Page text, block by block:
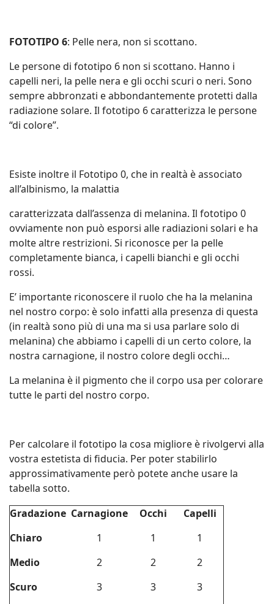
FOTOTIPO 6: Pelle nera, non si scottano.
Le persone di fototipo 6 non si scottano. Hanno i
capelli neri, la pelle nera e gli occhi scuri o neri. Sono
sempre abbronzati e abbondantemente protetti dalla
radiazione solare. Il fototipo 6 caratterizza le persone
“di colore”.
Esiste inoltre il Fototipo 0, che in realtà è associato
all’albinismo, la malattia
caratterizzata dall’assenza di melanina. Il fototipo 0
ovviamente non può esporsi alle radiazioni solari e ha
molte altre restrizioni. Si riconosce per la pelle
completamente bianca, i capelli bianchi e gli occhi
rossi.
E’ importante riconoscere il ruolo che ha la melanina
nel nostro corpo: è solo infatti alla presenza di questa
(in realtà sono più di una ma si usa parlare solo di
melanina) che abbiamo i capelli di un certo colore, la
nostra carnagione, il nostro colore degli occhi…
La melanina è il pigmento che il corpo usa per colorare
tutte le parti del nostro corpo.
Per calcolare il fototipo la cosa migliore è rivolgervi alla
vostra estetista di fiducia. Per poter stabilirlo
approssimativamente però potete anche usare la
tabella sotto.
Gradazione Carnagione Occhi
Capelli
Chiaro
1 1
1
Medio
2 2
2
Scuro
3 3 3